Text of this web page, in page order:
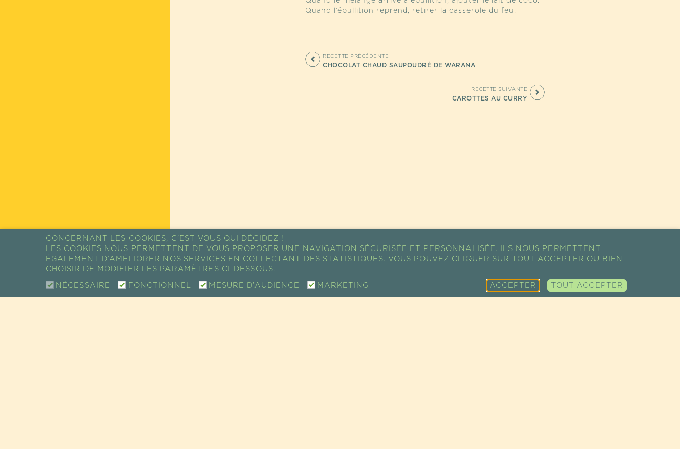
RETOUR AUX
RECETTES
Quand l’ébullition reprend, retirer la casserole du feu.
RECETTE PRÉCÉDENTE
CHOCOLAT CHAUD SAUPOUDRÉ DE WARANA
RECETTE SUIVANTE
CAROTTES AU CURRY
CONCERNANT LES COOKIES, C’EST VOUS QUI DÉCIDEZ !
LES COOKIES NOUS PERMETTENT DE VOUS PROPOSER UNE NAVIGATION SÉCURISÉE ET PERSONNALISÉE. ILS NOUS PERMETTENT
ÉGALEMENT D’AMÉLIORER NOS SERVICES EN COLLECTANT DES STATISTIQUES. VOUS POUVEZ CLIQUER SUR TOUT ACCEPTER OU BIEN
CHOISIR DE MODIFIER LES PARAMÈTRES CI-DESSOUS.
NÉCESSAIRE FONCTIONNEL MESURE D’AUDIENCE MARKETING ACCEPTER TOUT ACCEPTER